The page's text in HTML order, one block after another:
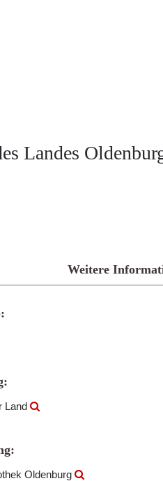
Landes
Weitere
Land
Oldenburg